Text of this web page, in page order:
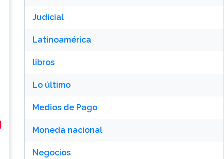
Judicial
Latinoamérica
libros
Lo último
Medios de Pago
Moneda nacional
Negocios